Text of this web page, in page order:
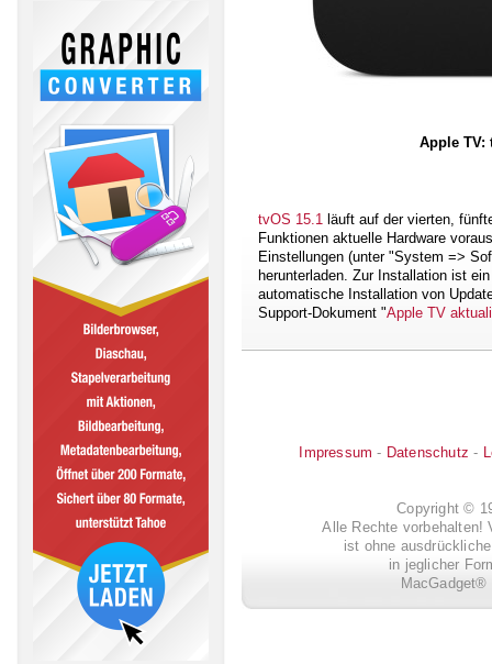
Apple TV:
tvOS 15.1
läuft auf der vierten,
Funktionen aktuelle Hardware
Einstellungen (unter "System =>
herunterladen. Zur Installation ist
automatische Installation von
Support-Dokument "Apple TV
Impressum - Datenschutz -
Copyright ©
Alle Rechte vorbehalten!
ist ohne
in jeglicher
MacGadget®